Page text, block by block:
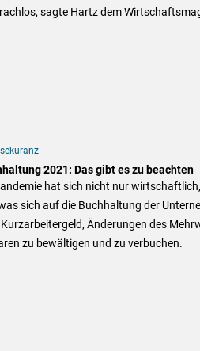
sagte Hartz dem
2021: Das gibt es zu beachten
hat sich nicht nur
sich auf die Buchhaltung der
Änderungen des
zu bewältigen und zu verbuchen.